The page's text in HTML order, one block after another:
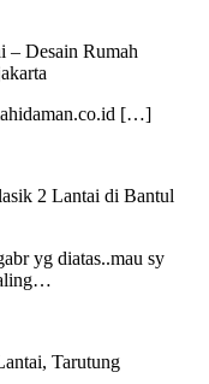
– Desain Rumah
[…]
2 Lantai di Bantul
yg diatas..mau sy
Tarutung